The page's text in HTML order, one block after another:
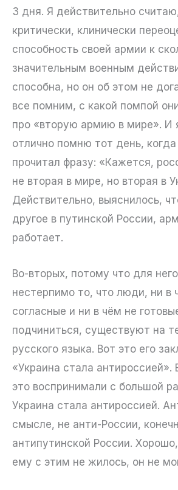
3 дня. Я действительно
критически, клинически
способность своей армии к
значительным военным
способна, но он об этом не
все помним, с какой помпой
про «вторую армию в мире». И
отлично помню тот день,
прочитал фразу: «Кажется,
не вторая в мире, но вторая в
Действительно, выяснилось,
другое в путинской России,
работает.
Во-вторых, потому что для
нестерпимо то, что люди, ни в
согласные и ни в чём не
подчиниться, существуют на
русского языка. Вот это его
«Украина стала антироссией».
это воспринимали с большой
Украина стала антироссией.
смысле, не анти-России,
антипутинской России.
ему с этим не жилось, он не